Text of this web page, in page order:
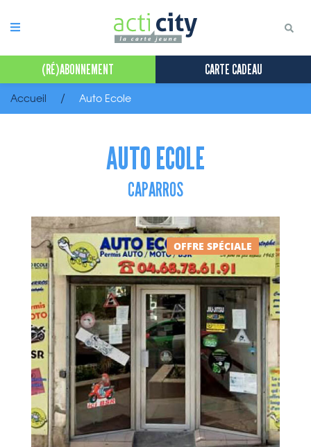
(RÉ)ABONNEMENT CARTE CADEAU
Accueil Auto Ecole
AUTO ECOLE
CAPARROS
OFFRE SPÉCIALE